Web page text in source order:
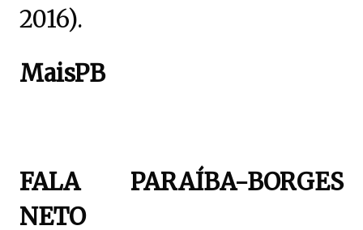
2016).
MaisPB
FALA PARAÍBA-BORGES
NETO